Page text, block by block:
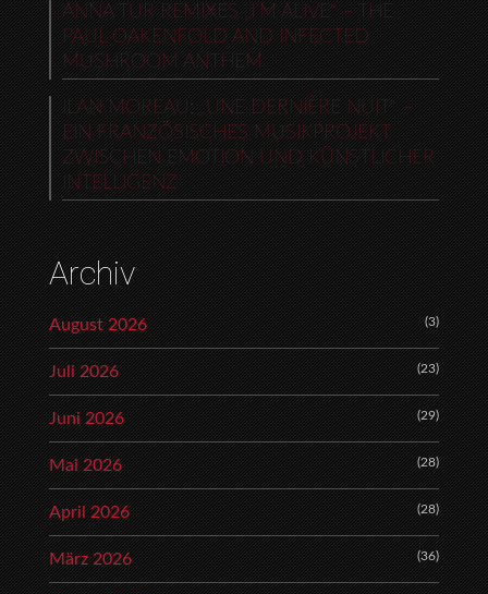
ANNA TUR REMIXES „I’M ALIVE“ – THE
PAUL OAKENFOLD AND INFECTED
MUSHROOM ANTHEM
ILAN MOREAU: „UNE DERNIÈRE NUIT“ –
EIN FRANZÖSISCHES MUSIKPROJEKT
ZWISCHEN EMOTION UND KÜNSTLICHER
INTELLIGENZ
Archiv
August 2026 (3)
Juli 2026 (23)
Juni 2026 (29)
Mai 2026 (28)
April 2026 (28)
März 2026 (36)